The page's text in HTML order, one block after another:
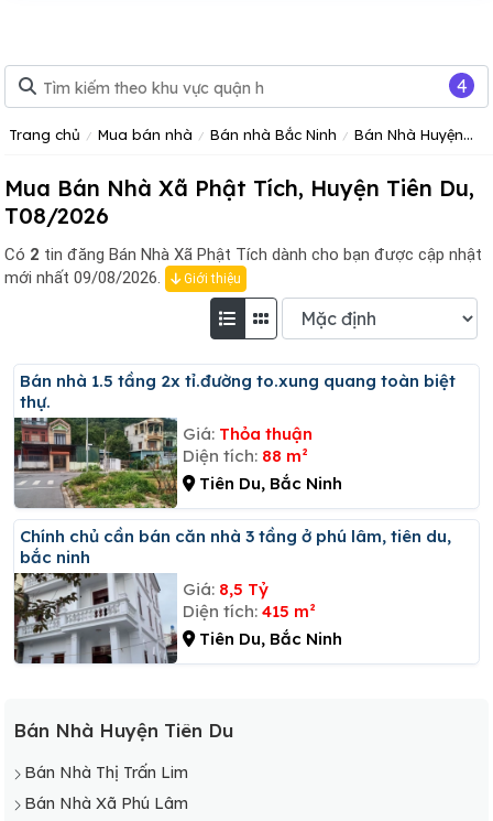
Trang chủ Mua bán nhà Bán nhà Bắc Ninh Bán Nhà Huyện Tiên Du
Mua Bán Nhà Xã Phật Tích, Huyện Tiên Du,
T08/2026
Có 2 tin đăng Bán Nhà Xã Phật Tích dành cho bạn được cập nhật
mới nhất 09/08/2026.
Giới thiệu
Bán nhà 1.5 tầng 2x tỉ.đường to.xung quang toàn biệt
thự.
Giá: Thỏa thuận
Diện tích: 88 m²
Tiên Du, Bắc Ninh
Chính chủ cần bán căn nhà 3 tầng ở phú lâm, tiên du,
bắc ninh
Giá: 8,5 Tỷ
Diện tích: 415 m²
Tiên Du, Bắc Ninh
Bán Nhà Huyện Tiên Du
Bán Nhà Thị Trấn Lim
Bán Nhà Xã Phú Lâm
4